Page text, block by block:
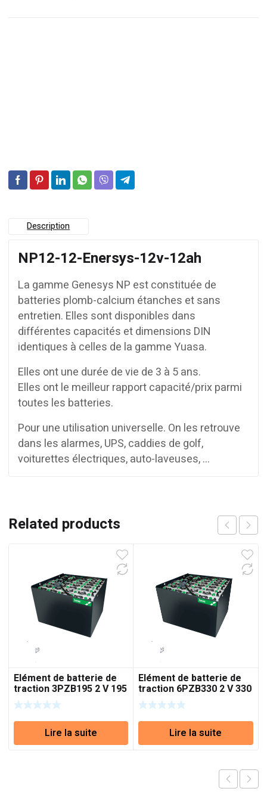
Description
NP12-12-Enersys-12v-12ah
La gamme Genesys NP est constituée de
batteries plomb-calcium étanches et sans
entretien. Elles sont disponibles dans
différentes capacités et dimensions DIN
identiques à celles de la gamme Yuasa.
Elles ont une durée de vie de 3 à 5 ans.
Elles ont le meilleur rapport capacité/prix parmi
toutes les batteries.
Pour une utilisation universelle. On les retrouve
dans les alarmes, UPS, caddies de golf,
voiturettes électriques, auto-laveuses, …
Related products
Elément de batterie de
traction 3PZB195 2 V 195
Ah (C5)
Lire la suite
Elément de batterie de
traction 6PZB330 2 V 330
Ah (C5)
Lire la suite